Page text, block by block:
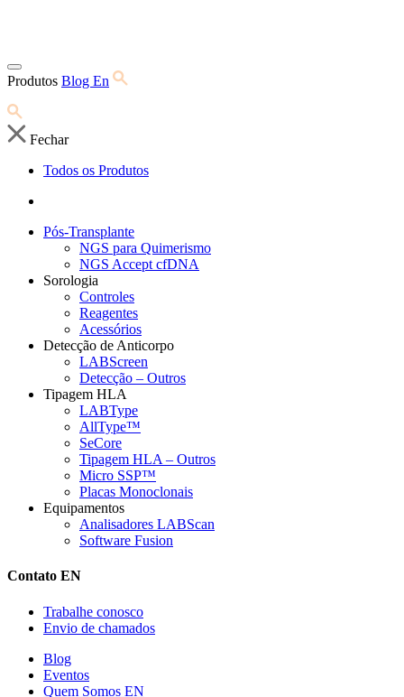
Produtos Blog En
Fechar
Todos os Produtos
Pós-Transplante
NGS para Quimerismo
NGS Accept cfDNA
Sorologia
Controles
Reagentes
Acessórios
Detecção de Anticorpo
LABScreen
Detecção – Outros
Tipagem HLA
LABType
AllType™
SeCore
Tipagem HLA – Outros
Micro SSP™
Placas Monoclonais
Equipamentos
Analisadores LABScan
Software Fusion
Contato EN
Trabalhe conosco
Envio de chamados
Blog
Eventos
Quem Somos EN